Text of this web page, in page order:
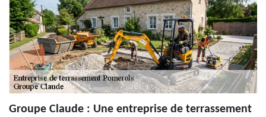
Groupe Claude : Une entreprise de terrassement